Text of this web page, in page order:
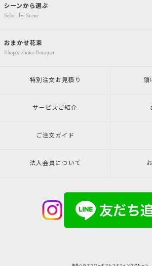
シーンから選ぶ
Select by Scene
おまかせ花束
Shop's choice Bouquet
特別注文 お見積り 領
サービスご紹介
ご注文ガイド
法人会員について